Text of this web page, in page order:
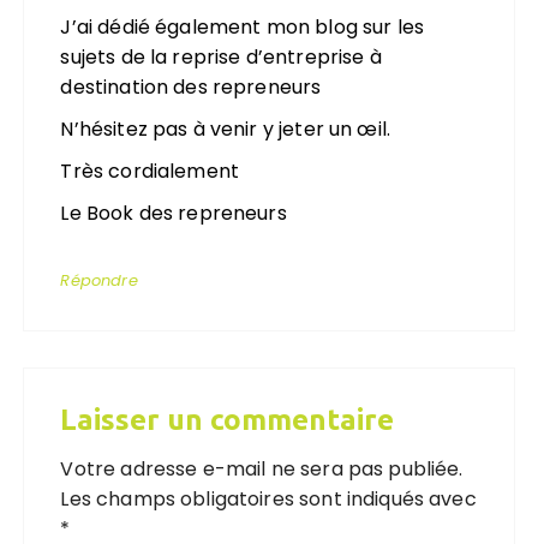
J’ai dédié également mon blog sur les
sujets de la reprise d’entreprise à
destination des repreneurs
N’hésitez pas à venir y jeter un œil.
Très cordialement
Le Book des repreneurs
Répondre
Laisser un commentaire
Votre adresse e-mail ne sera pas publiée.
Les champs obligatoires sont indiqués avec
*